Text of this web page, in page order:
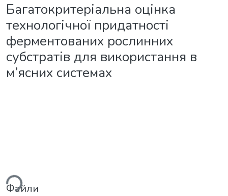
Багатокритеріальна оцінка
технологічної придатності
ферментованих рослинних
субстратів для використання в
м’ясних системах
Файли